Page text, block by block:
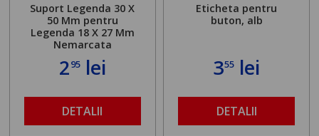
Suport Legenda 30 X
50 Mm pentru
Legenda 18 X 27 Mm
Nemarcata
295lei
DETALII
Eticheta pentru
buton, alb
355 lei
DETALII